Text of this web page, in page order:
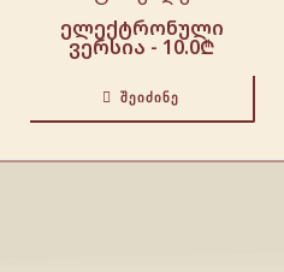
ელექტრონული
ვერსია - 10.0₾
ᲨᲔᲘᲫᲘᲜᲔ